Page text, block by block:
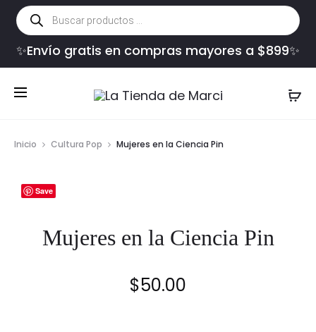
Búsqueda
de
productos
✨Envío gratis en compras mayores a $899✨
Inicio Cultura Pop Mujeres en la Ciencia Pin
Save
Mujeres en la Ciencia Pin
$50.00